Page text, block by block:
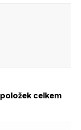
položek celkem